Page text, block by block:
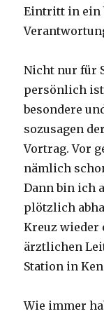
Eintritt in ein
Nicht nur für
persönlich ist
besondere
sozusagen
Vortrag. Vor
nämlich
Dann bin ich
plötzlich
Kreuz
ärztlichen
Station in
Wie immer